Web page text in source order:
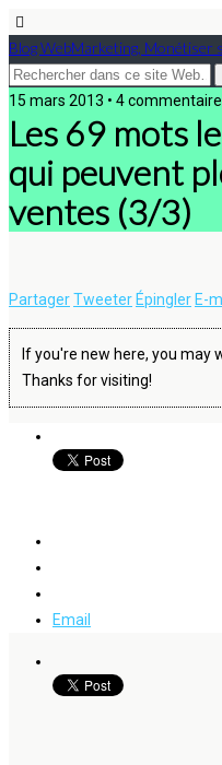
Blog WebMarketing, Monétiser
15 mars 2013 • 4
Les 69 mots
qui peuvent
ventes (3/3)
PartagerTweeter Épingler E-
If you're new here, you may
Thanks for visiting!
Email